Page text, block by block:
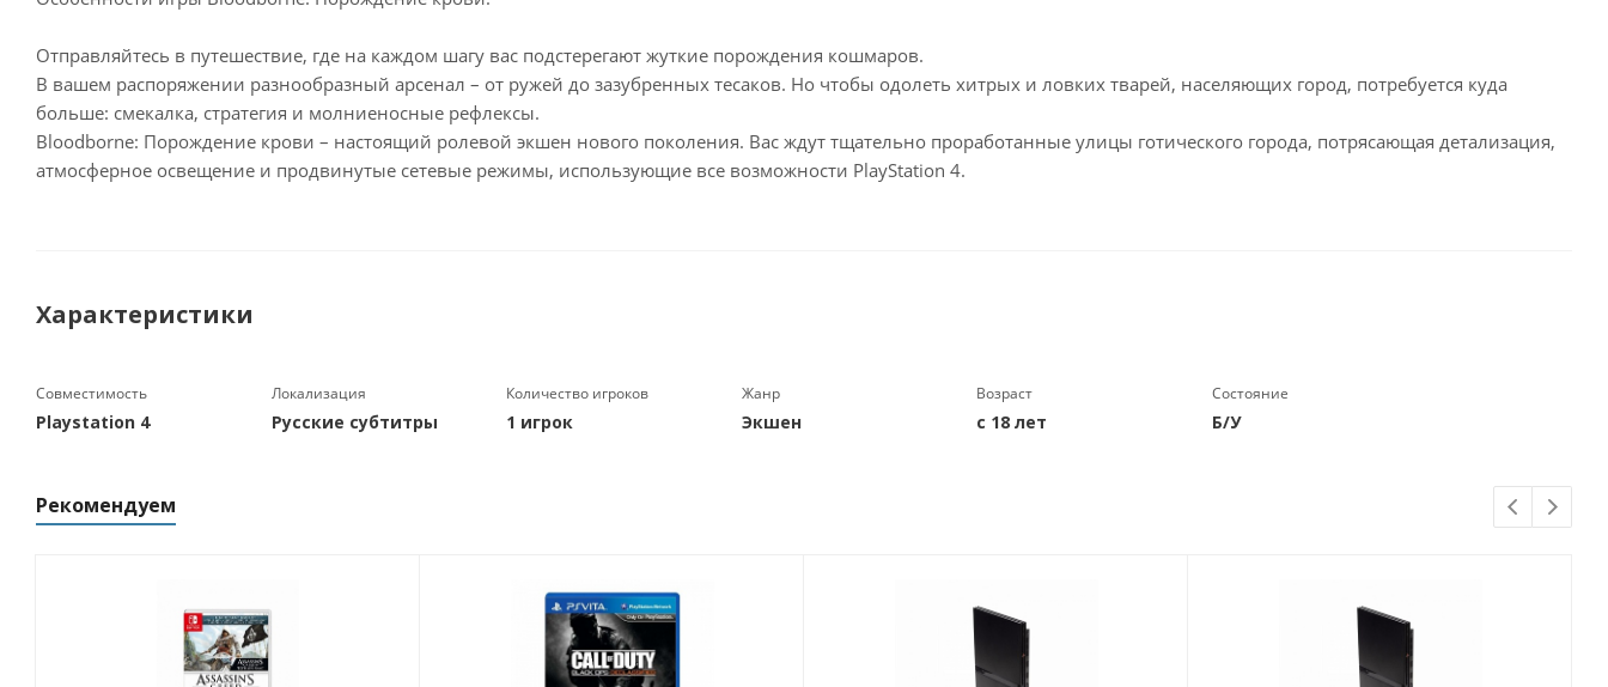
Отправляйтесь в путешествие, где на каждом шагу вас подстерегают жуткие порождения кошмаров.
В вашем распоряжении разнообразный арсенал – от ружей до зазубренных тесаков. Но чтобы одолеть хитрых и ловких тварей, населяющих город, потребуется куда
больше: смекалка, стратегия и молниеносные рефлексы.
Bloodborne: Порождение крови – настоящий ролевой экшен нового поколения. Вас ждут тщательно проработанные улицы готического города, потрясающая детализация,
атмосферное освещение и продвинутые сетевые режимы, использующие все возможности PlayStation 4.
Характеристики
Совместимость
Playstation 4
Локализация
Русские субтитры
Количество игроков
1 игрок
Жанр
Экшен
Возраст
с 18 лет
Состояние
Б/У
Рекомендуем